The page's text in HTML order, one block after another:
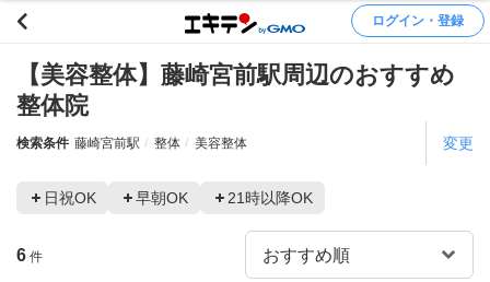
ログイン・登録
【美容整体】藤崎宮前駅周辺のおすすめ
整体院
検索条件 藤崎宮前駅 整体 美容整体 変更
日祝OK 早朝OK 21時以降OK
6 件